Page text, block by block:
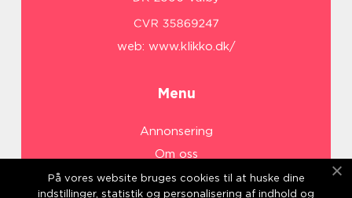
web: www.klikko.dk/
Menu
Annonsering
Om oss
Cookies
På vores website bruges cookies til at huske dine
indstillinger, statistik og personalisering af indhold og